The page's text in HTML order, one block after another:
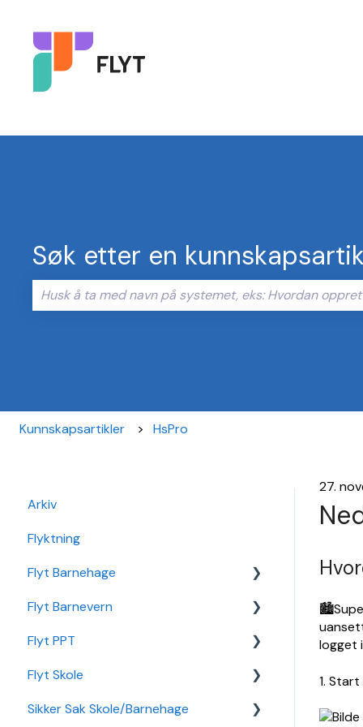
Søk etter en
Kunnskapsartikler HsPro
27.
logget
1.
Arkiv
Flyktning
Flyt Barnehage
Flyt Barnehage Hjelpeside
Min Barnehage (app)
Redusert foreldrebetaling
Sikker Sak Barnehage
Flyt Barnevern
Autopay
Vedtak
Ansatt
Flyt PPT
Statistikk
Flyt Skole
Integrasjon Sikker Sak
Sikker Sak Skole/Barnehage